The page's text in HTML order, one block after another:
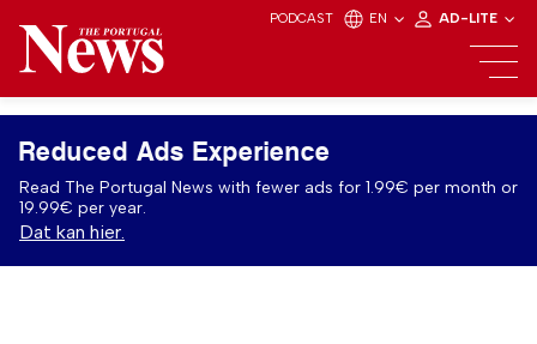
PODCAST EN AD-LITE
Reduced Ads Experience
Read The Portugal News with fewer ads for 1.99€ per month or
19.99€ per year.
Dat kan hier.